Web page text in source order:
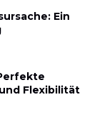
Ein
Flexibilität